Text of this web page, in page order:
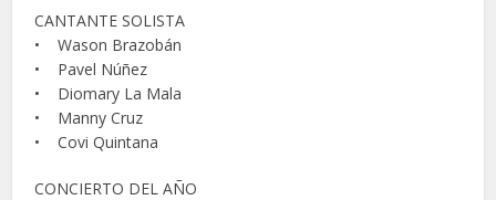
CANTANTE SOLISTA
• Wason Brazobán
• Pavel Núñez
• Diomary La Mala
• Manny Cruz
• Covi Quintana
CONCIERTO DEL AÑO